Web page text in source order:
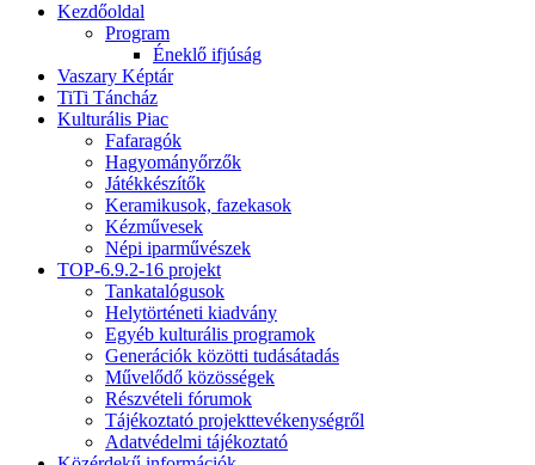
Kezdőoldal
Program
Éneklő ifjúság
Vaszary Képtár
TiTi Táncház
Kulturális Piac
Fafaragók
Hagyományőrzők
Játékkészítők
Keramikusok, fazekasok
Kézművesek
Népi iparművészek
TOP-6.9.2-16 projekt
Tankatalógusok
Helytörténeti kiadvány
Egyéb kulturális programok
Generációk közötti tudásátadás
Művelődő közösségek
Részvételi fórumok
Tájékoztató projekttevékenységről
Adatvédelmi tájékoztató